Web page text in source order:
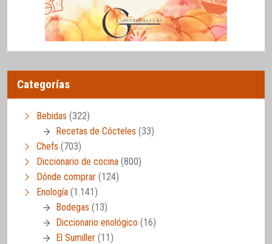
Categorías
Bebidas (322)
Recetas de Cócteles (33)
Chefs (703)
Diccionario de cocina (800)
Dónde comprar (124)
Enología (1.141)
Bodegas (13)
Diccionario enológico (16)
El Sumiller (11)